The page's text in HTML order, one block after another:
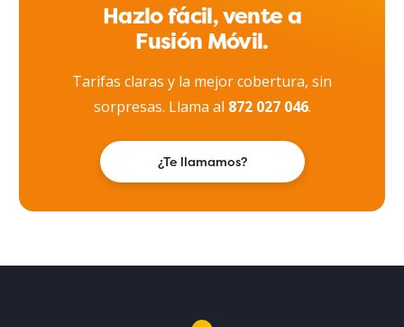
Hazlo fácil, vente a
Fusión Móvil.
Tarifas claras y la mejor cobertura, sin
sorpresas. Llama al 872 027 046.
¿Te llamamos?